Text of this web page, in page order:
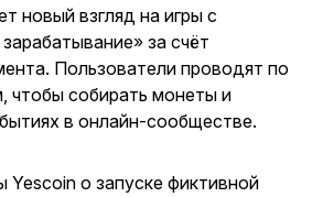
новый взгляд на игры с
за счёт
Пользователи проводят по
чтобы собирать монеты и
в онлайн-сообществе.
о запуске фиктивной